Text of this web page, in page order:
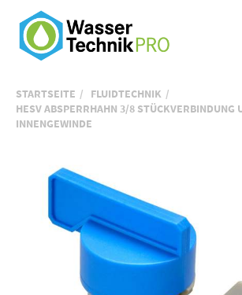
STARTSEITE
FLUIDTECHNIK
HESV ABSPERRHAHN 3/8 STÜCKVERBINDUNG
INNENGEWINDE